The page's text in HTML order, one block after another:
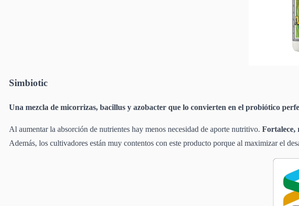
Simbiotic
Una mezcla de micorrizas, bacillus y azobacter que lo convierten en el probiótico
Al aumentar la absorción de nutrientes hay menos necesidad de aporte nutritivo. Fortalece,
Además, los cultivadores están muy contentos con este producto porque al maximizar el